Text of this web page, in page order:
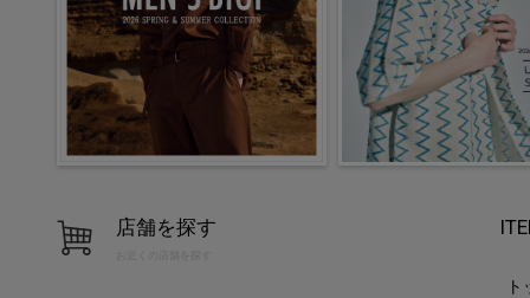
店舗を探す
お近くの店舗を探す